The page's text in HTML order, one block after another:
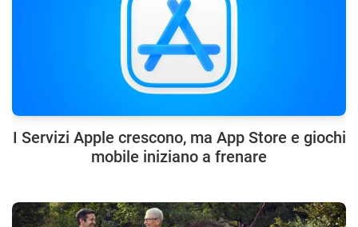
I Servizi Apple crescono, ma App Store e giochi
mobile iniziano a frenare